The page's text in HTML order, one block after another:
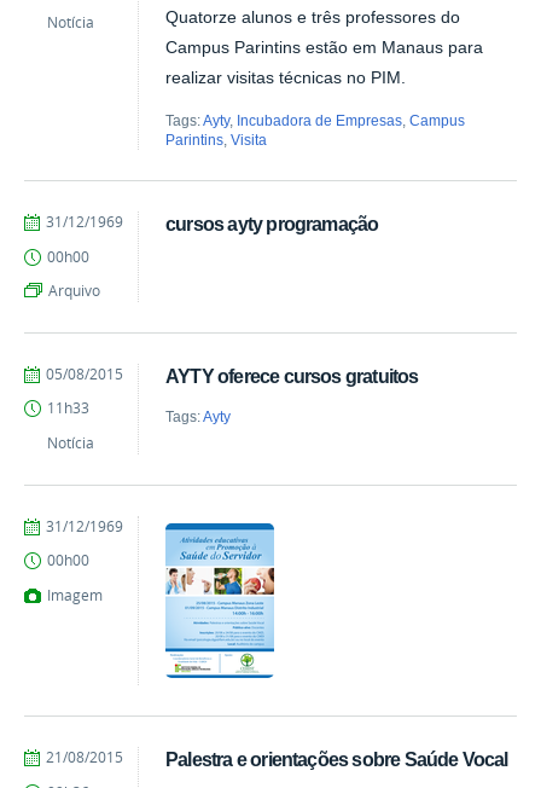
Quatorze alunos e três professores do
Campus Parintins estão em Manaus para
realizar visitas técnicas no PIM.
Tags:Ayty, Incubadora de Empresas,Campus
Parintins,Visita
Notícia
cursos ayty programação
by
Paula
Batista
Published
31/12/1969
00h00
Arquivo
AYTY oferece cursos gratuitos
Tags:Ayty
by
Paula
Batista
Published
05/08/2015
11h33
Notícia
by
Barros
Published
31/12/1969
00h00
Imagem
Palestra e orientações sobre Saúde Vocal
by
Published
21/08/2015